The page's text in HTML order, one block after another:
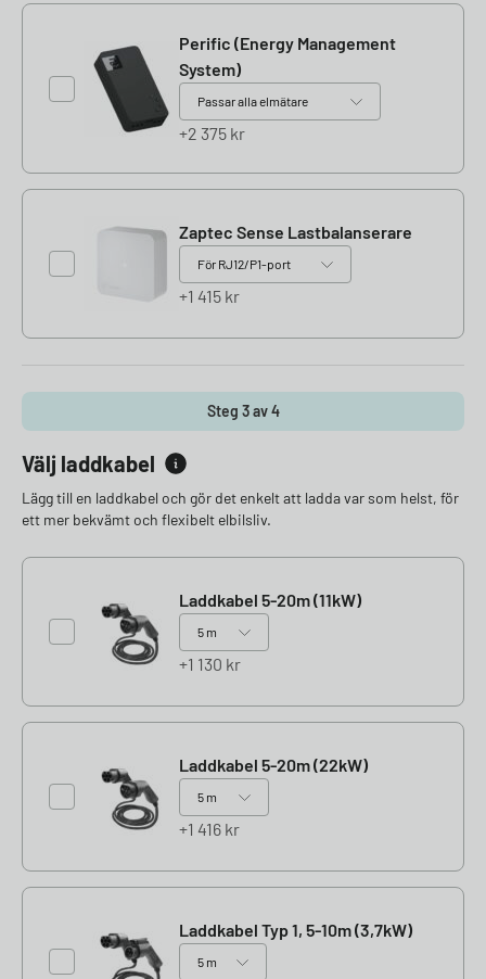
Perific (Energy Management
System)
2 375 kr
Zaptec Sense Lastbalanserare
1 415 kr
Steg 3 av 4
Välj laddkabel
Laddkabel 5-20m (11kW)
1 130 kr
Laddkabel 5-20m (22kW)
1 416 kr
Laddkabel Typ 1, 5-10m (3,7kW)
Lägg till en laddkabel och gör det enkelt att ladda var som helst, för
ett mer bekvämt och flexibelt elbilsliv.